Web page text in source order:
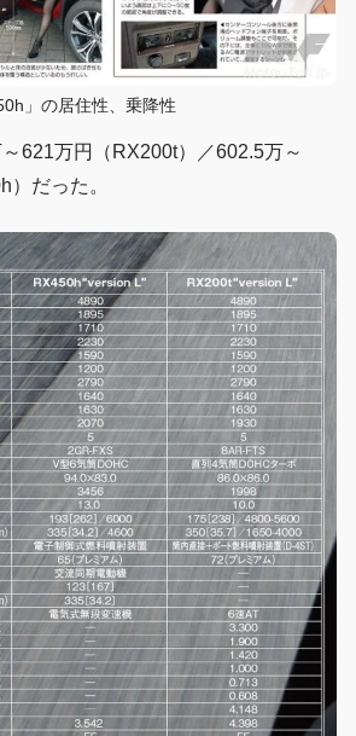
」の居住性、乗降性
621万円（RX200t）／602.5万～
だった。